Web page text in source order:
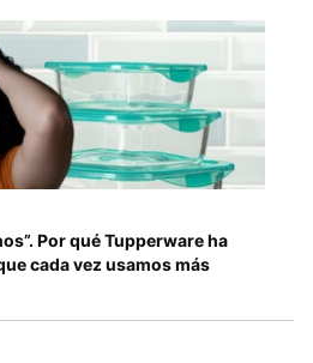
Por qué Tupperware ha
cada vez usamos más